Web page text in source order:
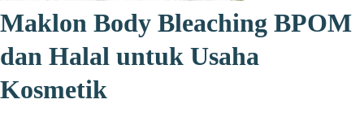
Maklon Body Bleaching BPOM
dan Halal untuk Usaha
Kosmetik